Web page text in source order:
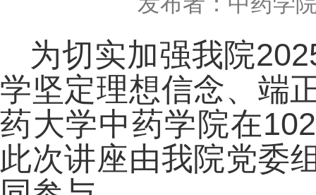
为切实加强我院
学坚定理想信念、端
药大学中药学院在
此次讲座由我院党委